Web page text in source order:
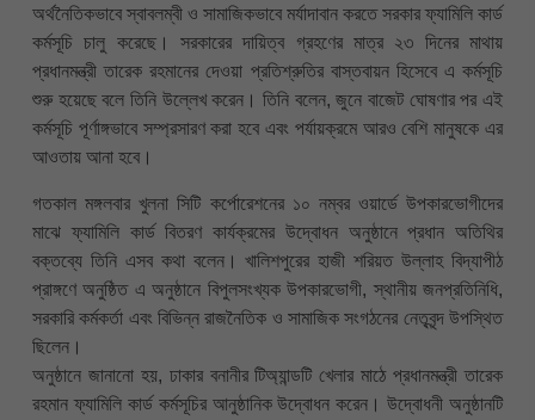
অর্থনৈতিকভাবে স্বাবলম্বী ও সামাজিকভাবে মর্যাদাবান করতে সরকার ফ্যামিলি কার্ড
কর্মসূচি চালু করেছে। সরকারের দায়িত্ব গ্রহণের মাত্র ২৩ দিনের মাথায়
প্রধানমন্ত্রী তারেক রহমানের দেওয়া প্রতিশ্রুতির বাস্তবায়ন হিসেবে এ কর্মসূচি
শুরু হয়েছে বলে তিনি উল্লেখ করেন। তিনি বলেন, জুনে বাজেট ঘোষণার পর এই
কর্মসূচি পূর্ণাঙ্গভাবে সম্প্রসারণ করা হবে এবং পর্যায়ক্রমে আরও বেশি মানুষকে এর
আওতায় আনা হবে।
গতকাল মঙ্গলবার খুলনা সিটি কর্পোরেশনের ১০ নম্বর ওয়ার্ডে উপকারভোগীদের
মাঝে ফ্যামিলি কার্ড বিতরণ কার্যক্রমের উদ্বোধন অনুষ্ঠানে প্রধান অতিথির
বক্তব্যে তিনি এসব কথা বলেন। খালিশপুরের হাজী শরিয়ত উল্লাহ বিদ্যাপীঠ
প্রাঙ্গণে অনুষ্ঠিত এ অনুষ্ঠানে বিপুলসংখ্যক উপকারভোগী, স্থানীয় জনপ্রতিনিধি,
সরকারি কর্মকর্তা এবং বিভিন্ন রাজনৈতিক ও সামাজিক সংগঠনের নেতৃবৃন্দ উপস্থিত
ছিলেন।
অনুষ্ঠানে জানানো হয়, ঢাকার বনানীর টিঅ্যান্ডটি খেলার মাঠে প্রধানমন্ত্রী তারেক
রহমান ফ্যামিলি কার্ড কর্মসূচির আনুষ্ঠানিক উদ্বোধন করেন। উদ্বোধনী অনুষ্ঠানটি